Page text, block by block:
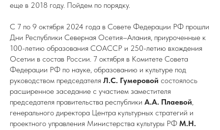
еще в 2018 году. Пойдем по порядку.
С 7 по 9 октября 2024 года в Совете Федерации РФ прошли
Дни Республики Северная Осетия–Алания, приуроченные к
100-летию образования СОАССР и 250-летию вхождения
Осетии в состав России. 7 октября в Комитете Совета
Федерации РФ по науке, образованию и культуре под
руководством председателя Л.С. Гумеровой состоялось
расширенное заседание с участием заместителя
председателя правительства республики А.А. Плаевой,
генерального директора Центра культурных стратегий и
проектного управления Министерства культуры РФ М.Н.